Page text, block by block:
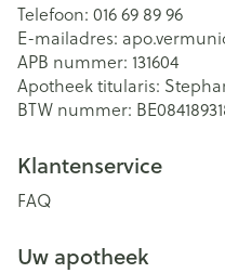
Telefoon: 016 69 89 96
E-mailadres:
APB nummer: 131604
Apotheek titularis:
BTW nummer:
Klantenservice
FAQ
Uw apotheek